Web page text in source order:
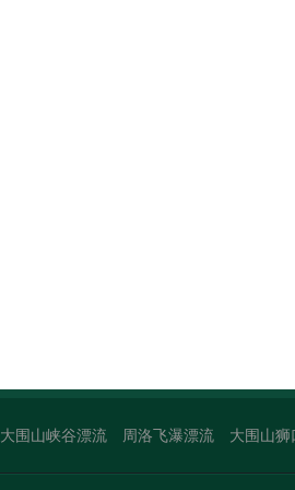
大围山峡谷漂流 周洛飞瀑漂流 大围山狮